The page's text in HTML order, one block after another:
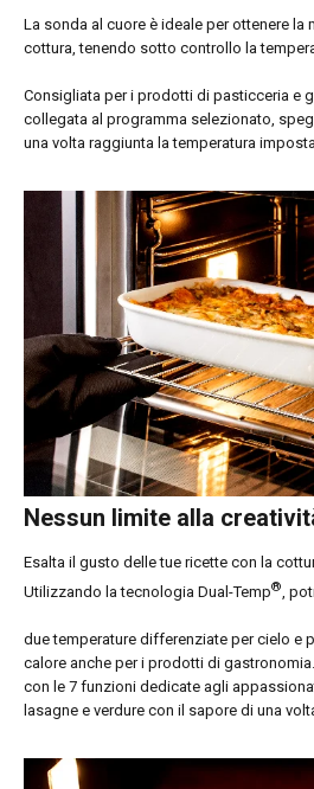
La sonda al cuore è ideale per ottenere la
cottura, tenendo sotto controllo la
Consigliata per i prodotti di pasticceria e
collegata al programma selezionato,
una volta raggiunta la temperatura
Nessun limite alla
Esalta il gusto delle tue ricette con la
Utilizzando la tecnologia Dual-Temp®,
due temperature differenziate per cielo e
calore anche per i prodotti di
con le 7 funzioni dedicate agli
lasagne e verdure con il sapore di una